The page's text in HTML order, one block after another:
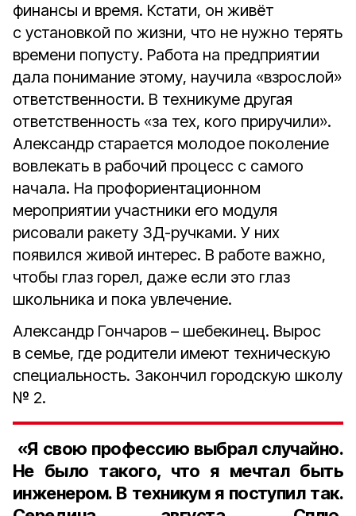
финансы и время. Кстати, он живёт
с установкой по жизни, что не нужно терять
времени попусту. Работа на предприятии
дала понимание этому, научила «взрослой»
ответственности. В техникуме другая
ответственность «за тех, кого приручили».
Александр старается молодое поколение
вовлекать в рабочий процесс с самого
начала. На профориентационном
мероприятии участники его модуля
рисовали ракету ЗД-ручками. У них
появился живой интерес. В работе важно,
чтобы глаз горел, даже если это глаз
школьника и пока увлечение.
Александр Гончаров – шебекинец. Вырос
в семье, где родители имеют техническую
специальность. Закончил городскую школу
№ 2.
«Я свою профессию выбрал случайно.
Не было такого, что я мечтал быть
инженером. В техникум я поступил так.